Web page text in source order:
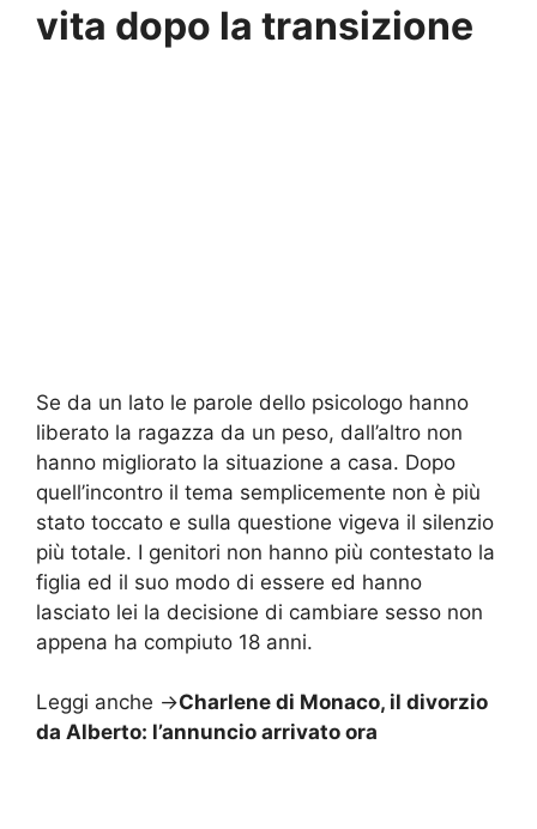
vita dopo la transizione
Se da un lato le parole dello psicologo hanno
liberato la ragazza da un peso, dall’altro non
hanno migliorato la situazione a casa. Dopo
quell’incontro il tema semplicemente non è più
stato toccato e sulla questione vigeva il silenzio
più totale. I genitori non hanno più contestato la
figlia ed il suo modo di essere ed hanno
lasciato lei la decisione di cambiare sesso non
appena ha compiuto 18 anni.
Leggi anche ->Charlene di Monaco, il divorzio
da Alberto: l’annuncio arrivato ora